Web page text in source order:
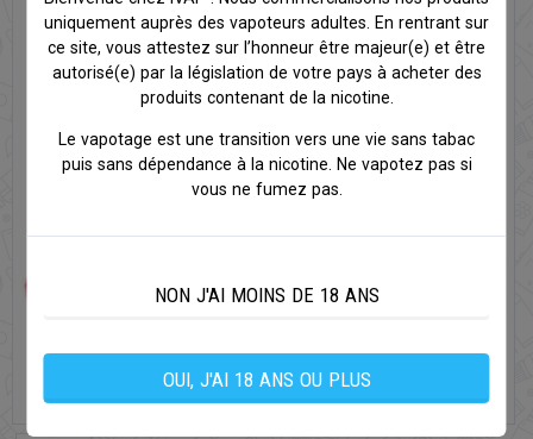
uniquement auprès des vapoteurs adultes. En rentrant sur
ce site, vous attestez sur l’honneur être majeur(e) et être
autorisé(e) par la législation de votre pays à acheter des
produits contenant de la nicotine.
Le vapotage est une transition vers une vie sans tabac
puis sans dépendance à la nicotine. Ne vapotez pas si
vous ne fumez pas.
NON J'AI MOINS DE 18 ANS
OUI, J'AI 18 ANS OU PLUS